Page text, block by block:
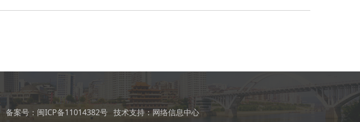
备案号：闽ICP备11014382号 技术支持：网络信息中心